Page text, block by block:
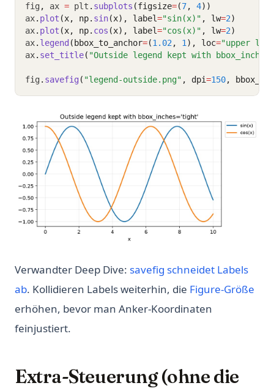
fig , ax = plt . subplots (figsize=(7, 4))
ax. plot (x, np. sin(x), label="sin(x)" , lw=2)
ax. plot (x, np. cos (x), label="cos(x)" , lw=2)
ax. legend (bbox_to_anchor=(1.02 , 1 ), loc="upper
ax. set_title( "Outside legend kept with
fig . savefig ( "legend-outside.png" , dpi=150,
Verwandter Deep Dive: savefig schneidet Labels
ab. Kollidieren Labels weiterhin, die Figure-Größe
erhöhen, bevor man Anker-Koordinaten
feinjustiert.
Extra-Steuerung (ohne die